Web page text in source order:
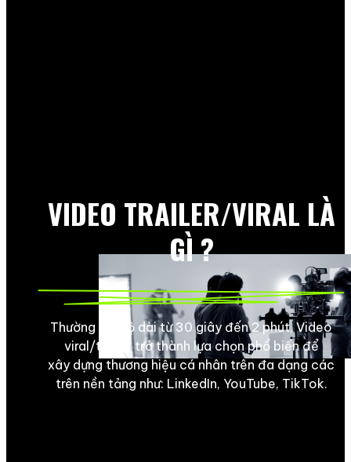
VIDEO TRAILER/VIRAL LÀ
GÌ ?
Thường có độ dài từ 30 giây đến 2 phút, Video
viral/trailer trở thành lựa chọn phổ biến để
xây dựng thương hiệu cá nhân trên đa dạng các
trên nền tảng như: LinkedIn, YouTube, TikTok.